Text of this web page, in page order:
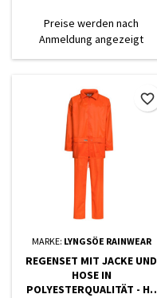
Preise werden nach
Anmeldung angezeigt
MARKE: LYNGSÖE RAINWEAR
REGENSET MIT JACKE UND
HOSE IN
POLYESTERQUALITÄT - HI-
favorite_border